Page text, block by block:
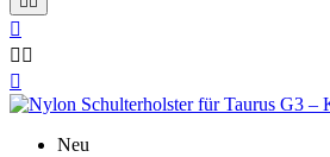

 

Neu